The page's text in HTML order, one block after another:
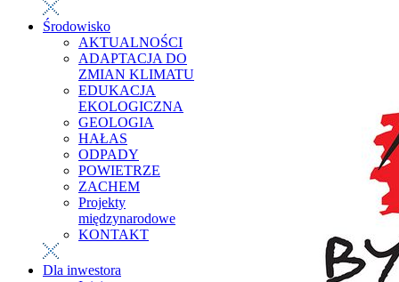
Środowisko
AKTUALNOŚCI
ADAPTACJA DO
ZMIAN KLIMATU
EDUKACJA
EKOLOGICZNA
GEOLOGIA
HAŁAS
ODPADY
POWIETRZE
ZACHEM
Projekty
międzynarodowe
KONTAKT
Dla inwestora